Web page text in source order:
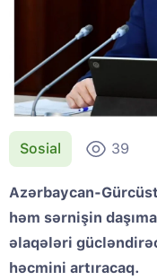
Sosial 39
Azərbaycan-
həm sərnişin
əlaqələri
həcmini artıracaq.